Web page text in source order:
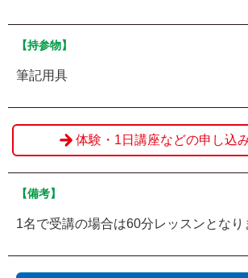
【持参物】
筆記用具
体験・1日講座などの申し込
【備考】
1名で受講の場合は60分レッスンとなり